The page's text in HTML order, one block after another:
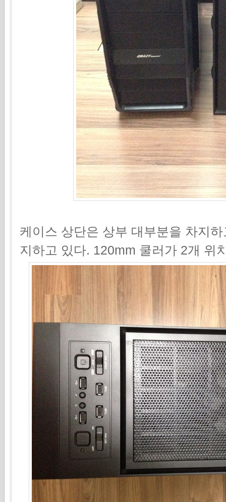
케이스 상단은 상부 대부분을 차지
지하고 있다. 120mm 쿨러가 2개 위